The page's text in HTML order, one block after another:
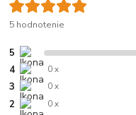
5 hodnotenie
5
4 0 x
3 0 x
2 0 x